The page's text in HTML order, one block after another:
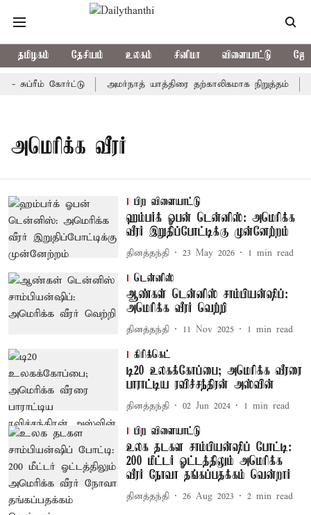
தமிழகம் தேசியம் உலகம் சினிமா விளையாட்டு
சுப்ரீம் கோர்ட்டு அமர்நாத் யாத்திரை தற்காலிகமாக நிறுத்தம்
அமெரிக்க வீரர்
பிற விளையாட்டு
ஹம்பர்க் ஓபன் டென்னிஸ்: அமெரிக்க
வீரர் இறுதிப்போட்டிக்கு முன்னேற்றம்
தினத்தந்தி 23 May 2026 1 min read
டென்னிஸ்
ஆண்கள் டென்னிஸ் சாம்பியன்ஷிப்:
அமெரிக்க வீரர் வெற்றி
தினத்தந்தி 11 Nov 2025 1 min read
கிரிக்கெட்
டி20 உலகக்கோப்பை; அமெரிக்க வீரரை
பாராட்டிய ரவிச்சந்திரன் அஸ்வின்
தினத்தந்தி 02 Jun 2024 1 min read
பிற விளையாட்டு
உலக தடகள சாம்பியன்ஷிப் போட்டி:
200 மீட்டர் ஓட்டத்திலும் அமெரிக்க
வீரர் நோவா தங்கப்பதக்கம் வென்றார்
தினத்தந்தி 26 Aug 2023 2 min read